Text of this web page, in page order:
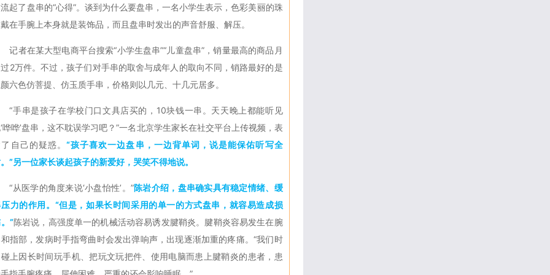
起了盘串的“心得”。谈到为什么要盘串，一名小学生表示，色彩美丽的珠
在手腕上本身就是装饰品，而且盘串时发出的声音舒服、解压。
记者在某大型电商平台搜索“小学生盘串”“儿童盘串”，销量最高的商品月
2万件。不过，孩子们对手串的取舍与成年人的取向不同，销路最好的是
六色仿菩提、仿玉质手串，价格则以几元、十几元居多。
“手串是孩子在学校门口文具店买的，10块钱一串。天天晚上都能听见
哗哗’盘串，这不耽误学习吧？”一名北京学生家长在社交平台上传视频，表
自己的疑惑。 “孩子喜欢一边盘串，一边背单词，说是能保佑听写全
”另一位家长谈起孩子的新爱好，哭笑不得地说。
“从医学的角度来说‘小盘怡性’。”陈岩介绍，盘串确实具有稳定情绪、缓
力的作用。“但是，如果长时间采用的单一的方式盘串，就容易造成损
”陈岩说，高强度单一的机械活动容易诱发腱鞘炎。腱鞘炎容易发生在腕
指部，发病时手指弯曲时会发出弹响声，出现逐渐加重的疼痛。“我们时
上因长时间玩手机、把玩文玩把件、使用电脑而患上腱鞘炎的患者，患